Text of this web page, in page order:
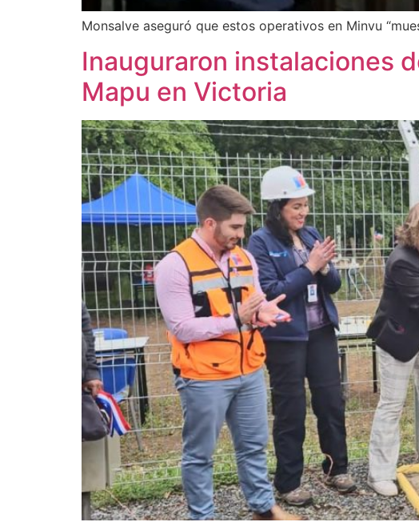
Monsalve aseguró que estos operativos en Minvu
Inauguraron instalaciones
Mapu en Victoria